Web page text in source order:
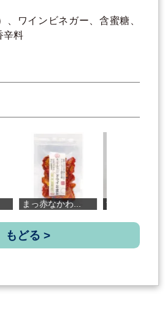
、ワインビネガー、含蜜糖、
辛料
まっ赤なかわ... 漁師町の一本...
もどる >